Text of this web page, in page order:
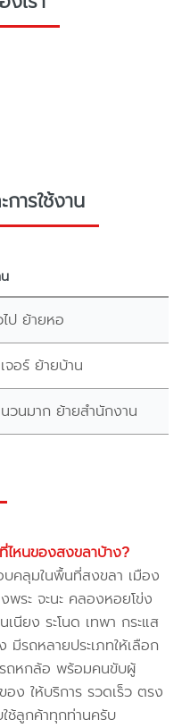
การใช้งาน
ป ย้ายหอ
จอร์ ย้ายบ้าน
วนมาก ย้ายสำนักงาน
ไหนของสงขลาบ้าง?
บคลุมในพื้นที่สงขลา เมือง
ระ จะนะ คลองหอยโข่ง
นียง ระโนด เทพา กระแส
รถหลายประเภทให้เลือก
รถหกล้อ พร้อมคนขับผู้
ง ให้บริการ รวดเร็ว ตรง
ใช้ลูกค้าทุกท่านครับ